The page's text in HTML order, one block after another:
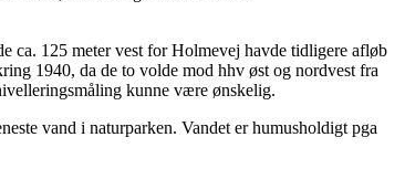
ca. 125 meter vest for Holmevej havde tidligere afløb
1940, da de to volde mod hhv øst og nordvest fra
kunne være ønskelig.
vand i naturparken. Vandet er humusholdigt pga